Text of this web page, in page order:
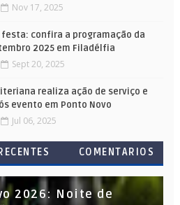
Nov 17, 2025
festa: confira a programação da
2025 em Filadélfia
Sept 20, 2025
realiza ação de serviço e
evento em Ponto Novo
Jul 06, 2025
COMENTARIOS
2026: Noite de